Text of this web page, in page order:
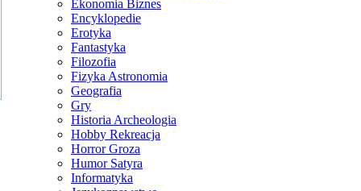
Ekonomia Biznes
Encyklopedie
Erotyka
Fantastyka
Filozofia
Fizyka Astronomia
Geografia
Gry
Historia Archeologia
Hobby Rekreacja
Horror Groza
Humor Satyra
Informatyka